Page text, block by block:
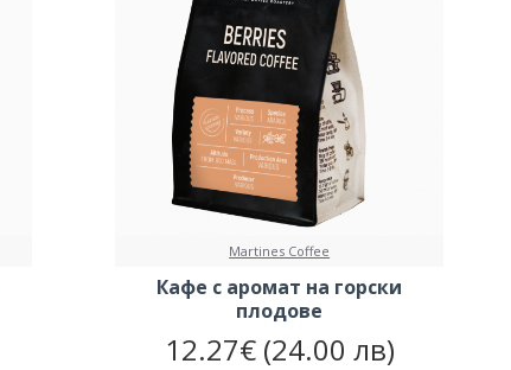
Martines Coffee
Кафе с аромат на горски
плодове
12.27€ (24.00 лв)